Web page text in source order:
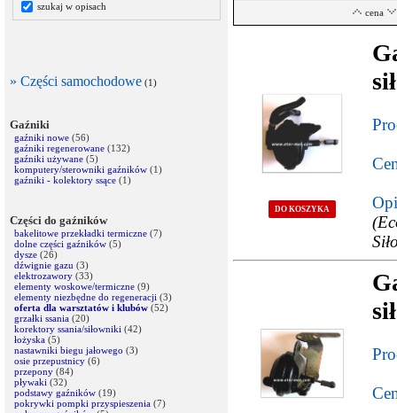
szukaj w opisach
» Części samochodowe (1)
Gaźniki
gaźniki nowe (56)
gaźniki regenerowane (132)
gaźniki używane (5)
komputery/sterowniki gaźników (1)
gaźniki - kolektory ssące (1)
Części do gaźników
bakelitowe przekładki termiczne (7)
dolne części gaźników (5)
dysze (26)
dźwignie gazu (3)
elektrozawory (33)
elementy woskowe/termiczne (9)
elementy niezbędne do regeneracji (3)
oferta dla warsztatów i klubów (52)
grzałki ssania (20)
korektory ssania/siłowniki (42)
łożyska (5)
nastawniki biegu jałowego (3)
osie przepustnicy (6)
przepony (84)
pływaki (32)
podstawy gaźników (19)
pokrywki pompki przyspieszenia (7)
cena
DO KOSZYKA